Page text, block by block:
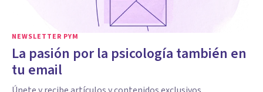
NEWSLETTER PYM
La pasión por la psicología también en
tu email